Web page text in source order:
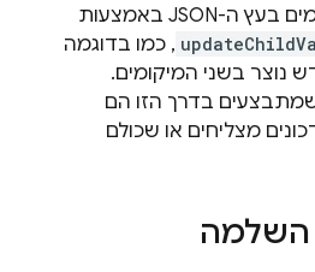
בו-זמנית לכמה מיקומים בעץ ה-JSON באמצעות
, כמו בדוגמה
נוצר בשני המיקומים.
שמתבצעים בדרך הזו הם
מצליחים או שכולם
השלמה